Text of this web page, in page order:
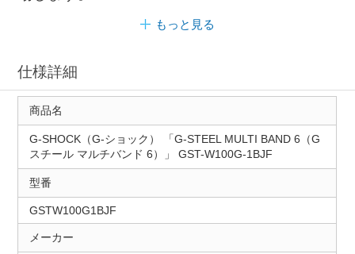
もっと見る
仕様詳細
商品名
G-SHOCK（G-ショック） 「G-STEEL MULTI BAND 6（G
スチール マルチバンド 6）」 GST-W100G-1BJF
型番
GSTW100G1BJF
メーカー